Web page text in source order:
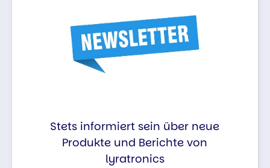
Stets informiert sein über neue
Produkte und Berichte von
lyratronics